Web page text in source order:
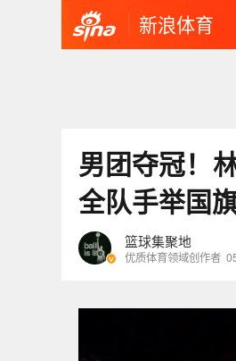
新浪体育
男团夺冠！
全队手举国
篮球集聚地
优质体育领域创作者